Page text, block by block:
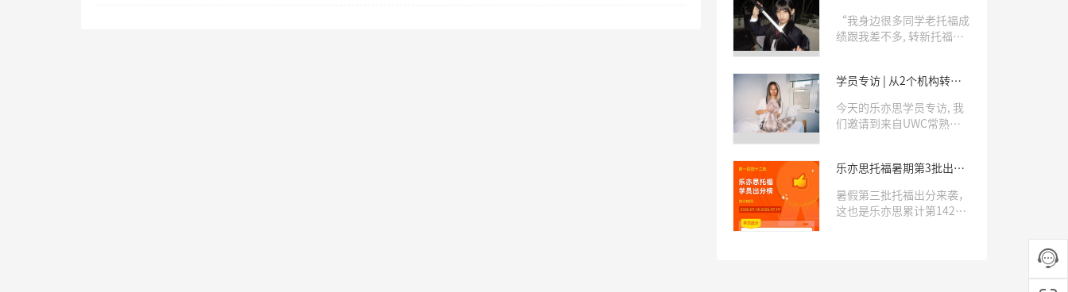
托福5.5!
“我身边很多同学老托福成
绩跟我差不多, 转新托福一
的乐亦思学员专访, 我们邀
请到了就读于重庆巴蜀常春
藤的H同学, 来分享自己10
天斩获托福5.5分的学习经
学员专访 | 从2个机构转到
今天的乐亦思学员专访, 我
们邀请到来自UWC常熟的J
验。
乐亦思托福暑期第3批出
二拿下5.0+
暑假第三批托福出分来袭，
这也是乐亦思累计第142批